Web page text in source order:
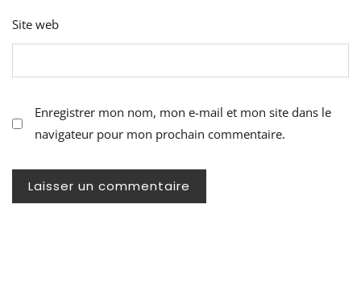
Site web
Enregistrer mon nom, mon e-mail et mon site dans le
navigateur pour mon prochain commentaire.